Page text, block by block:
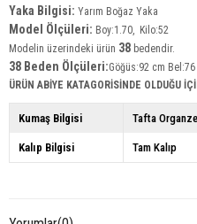
Yaka Bilgisi: Yarım Boğaz Yaka
Model Ölçüleri: Boy:1.70, Kilo:52
Modelin üzerindeki ürün 38 bedendir.
38 Beden Ölçüleri:Göğüs:92 cm
ÜRÜN ABİYE KATAGORİSİNDE OLDUĞU
Kumaş Bilgisi Tafta Organze
Kalıp Bilgisi Tam Kalıp